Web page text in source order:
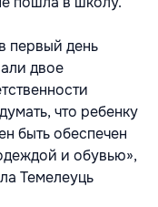
первый день
двое
что ребенку
быть обеспечен
и обувью»,
Темелеуць